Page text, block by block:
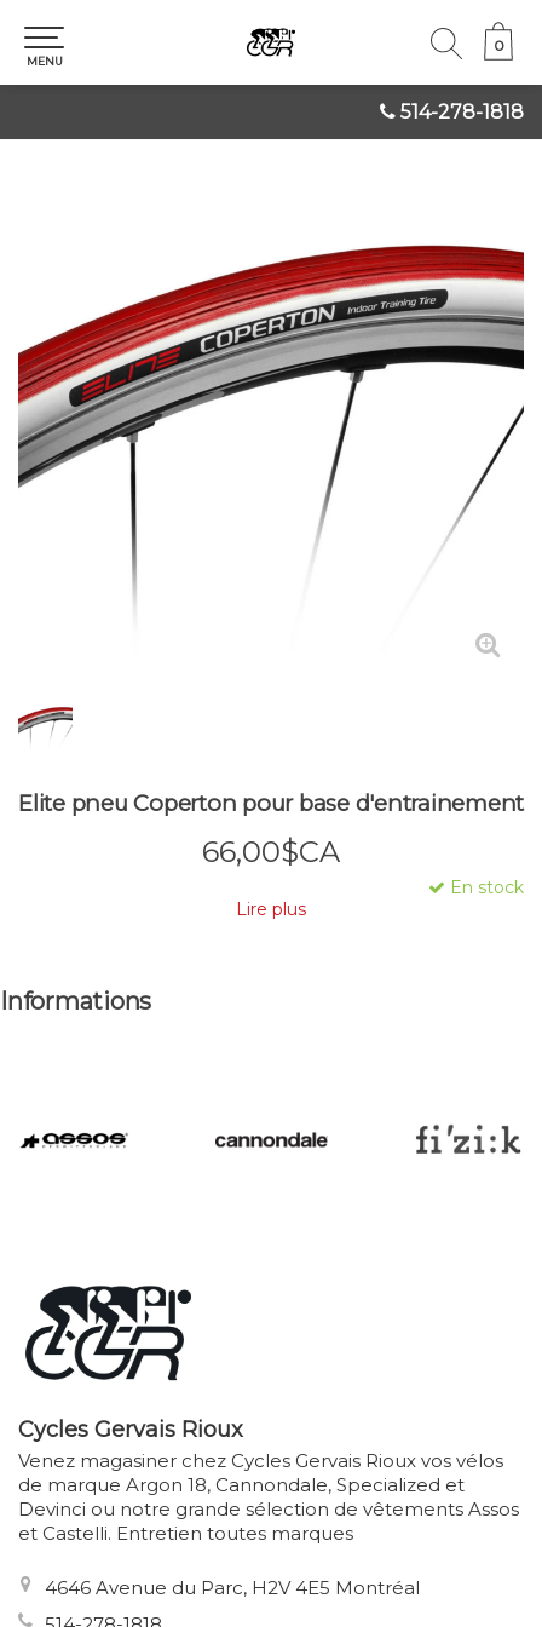
514-278-1818
0
0
MENU
Elite pneu Coperton pour base d'entrainement
66,00$CA
En stock
Lire plus
Informations
Cycles Gervais Rioux
Venez magasiner chez Cycles Gervais Rioux vos vélos
de marque Argon 18, Cannondale, Specialized et
Devinci ou notre grande sélection de vêtements Assos
et Castelli. Entretien toutes marques
4646 Avenue du Parc, H2V 4E5 Montréal